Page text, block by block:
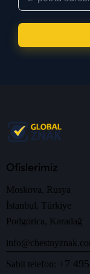
Ofislerimiz
Moskova, Rusya
İstanbul, Türkiye
Podgorica, Karadağ
Sabit telefon: +7